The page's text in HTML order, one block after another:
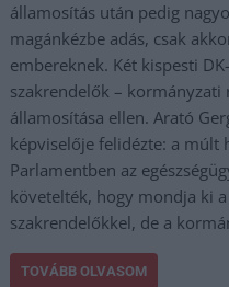
államosítás után pedig
magánkézbe adás, csak
embereknek. Két kispesti
szakrendelők –
államosítása ellen. Arató
képviselője felidézte: a múlt
Parlamentben az
követelték, hogy mondja ki
szakrendelőkkel, de a
TOVÁBB OLVASOM